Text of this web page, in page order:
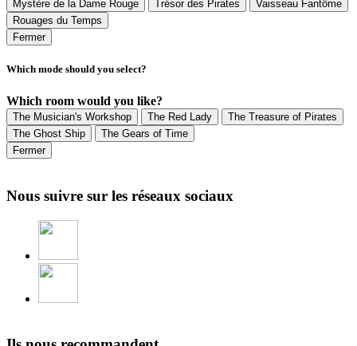
Mystère de la Dame Rouge Trésor des Pirates
Vaisseau Fantôme
Rouages du Temps
Fermer
Which mode should you select?
Which room would you like?
The Musician's Workshop The Red Lady
The Treasure of Pirates
The Ghost Ship
The Gears of Time
Fermer
Nous suivre sur les réseaux sociaux